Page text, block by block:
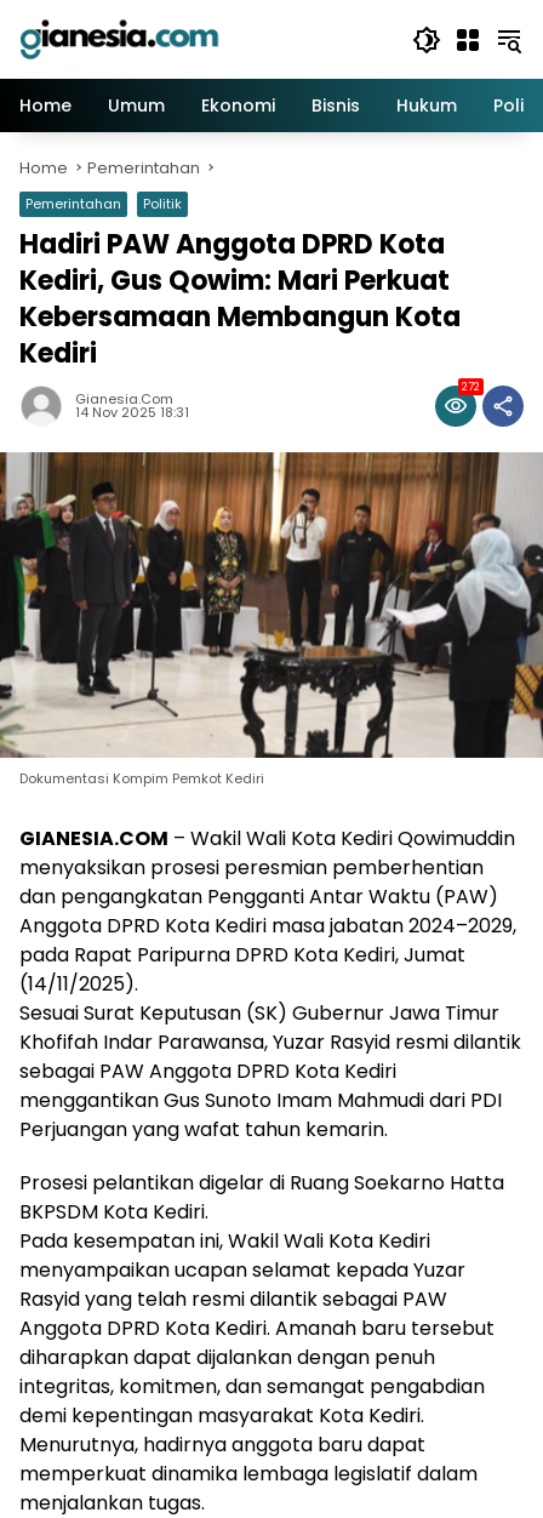
content
Home
Umum Ekonomi Bisnis Hukum Politik
Home Pemerintahan
Pemerintahan Politik
Hadiri PAW Anggota DPRD Kota
Kediri, Gus Qowim: Mari Perkuat
Kebersamaan Membangun Kota
Kediri
Gianesia.com
14 Nov 2025 18:31
272
Dokumentasi Kompim Pemkot Kediri
GIANESIA.COM – Wakil Wali Kota Kediri Qowimuddin
menyaksikan prosesi peresmian pemberhentian
dan pengangkatan Pengganti Antar Waktu (PAW)
Anggota DPRD Kota Kediri masa jabatan 2024–2029,
pada Rapat Paripurna DPRD Kota Kediri, Jumat
(14/11/2025).
Sesuai Surat Keputusan (SK) Gubernur Jawa Timur
Khofifah Indar Parawansa, Yuzar Rasyid resmi dilantik
sebagai PAW Anggota DPRD Kota Kediri
menggantikan Gus Sunoto Imam Mahmudi dari PDI
Perjuangan yang wafat tahun kemarin.
Prosesi pelantikan digelar di Ruang Soekarno Hatta
BKPSDM Kota Kediri.
Pada kesempatan ini, Wakil Wali Kota Kediri
menyampaikan ucapan selamat kepada Yuzar
Rasyid yang telah resmi dilantik sebagai PAW
Anggota DPRD Kota Kediri. Amanah baru tersebut
diharapkan dapat dijalankan dengan penuh
integritas, komitmen, dan semangat pengabdian
demi kepentingan masyarakat Kota Kediri.
Menurutnya, hadirnya anggota baru dapat
memperkuat dinamika lembaga legislatif dalam
menjalankan tugas.